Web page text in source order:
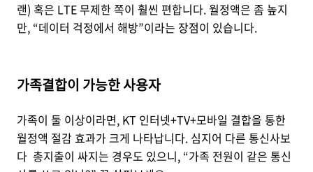
랜) 혹은 LTE 무제한 쪽이 훨씬 편합니다. 월정액은 좀 높지
만, “데이터 걱정에서 해방”이라는 장점이 있습니다.
가족결합이 가능한 사용자
가족이 둘 이상이라면, KT 인터넷+TV+모바일 결합을 통한
월정액 절감 효과가 크게 나타납니다. 심지어 다른 통신사보
다 총지출이 싸지는 경우도 있으니, “가족 전원이 같은 통신